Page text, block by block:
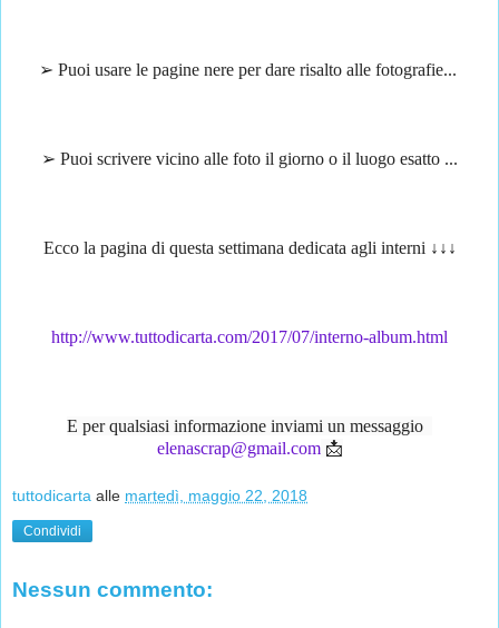
➢ Puoi usare le pagine nere per dare risalto alle fotografie...
➢ Puoi scrivere vicino alle foto il giorno o il luogo esatto ...
Ecco la pagina di questa settimana dedicata agli interni ↓↓↓
http://www.tuttodicarta.com/2017/07/interno-album.html
elenascrap@gmail.com 📩
tuttodicarta alle martedì, maggio 22, 2018
Condividi
Nessun commento: